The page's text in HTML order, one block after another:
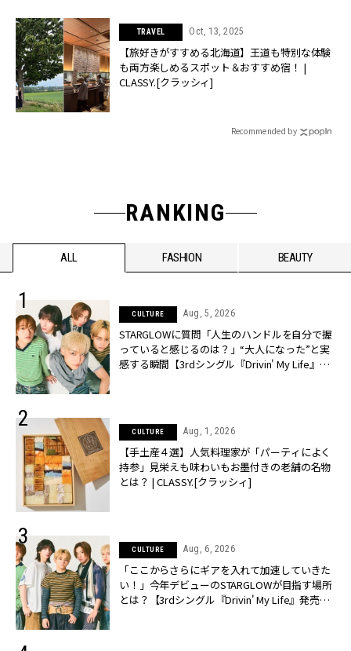
TRAVEL Oct, 13, 2025
【旅好きがすすめる北海道】王道も特別な体験
も両方楽しめるスポット＆おすすめ宿！ |
CLASSY.[クラッシィ]
Recommended by
RANKING
ALL FASHION BEAUTY
CULTURE Aug, 5, 2026
STARGLOWに質問「人生のハンドルを自分で握
っていると感じるのは？」“大️人になった”と実
感する瞬間【3rdシングル『Drivin' My Life』発
CULTURE Aug, 1, 2026
【手土産４選】人気料理家が「パーティによく
持参」見栄えも味わいもお墨付きの老舗の名物
とは？ | CLASSY.[クラッシィ]
CULTURE Aug, 6, 2026
「ここからさらにギアを入れて加速していきた
い！」今年デビューのSTARGLOWが目指す場所
とは？【3rdシングル『Drivin' My Life』発売】 |